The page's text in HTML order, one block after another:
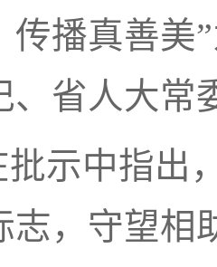
传播真善美
、省人大常
批示中指出
志，守望相